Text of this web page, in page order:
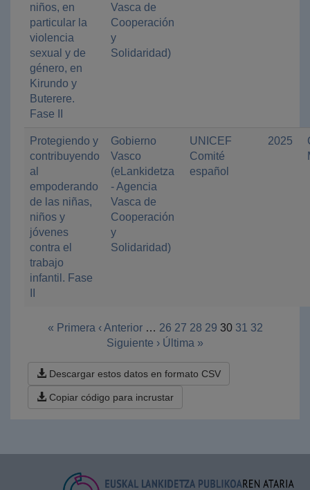
niños, en
particular la
violencia
sexual y de
género, en
Kirundo y
Buterere.
Fase II
Vasca de
Cooperación
y
Solidaridad)
Protegiendo y
contribuyendo
al
empoderando
de las niñas,
niños y
jóvenes
contra el
trabajo
infantil. Fase
Gobierno
Vasco
(eLankidetza
- Agencia
Vasca de
Cooperación
y
Solidaridad)
UNICEF
Comité
español
2025
« Primera ‹ Anterior … 26 27 28 29 30 31 32
Siguiente › Última »
Descargar estos datos en formato CSV
Copiar código para incrustar